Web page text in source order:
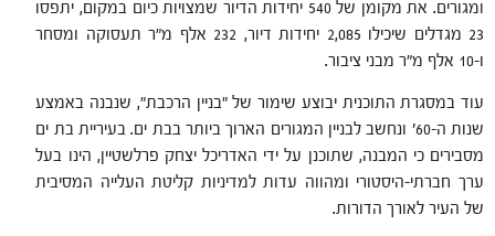
ומגורים. את מקומן של 540 יחידות הדיור שמצויות כיום במקום, יתפסו
23 מגדלים שיכילו 2,085 יחידות דיור, 232 אלף מ"ר תעסוקה ומסחר
ו-10 אלף מ"ר מבני ציבור.
עוד במסגרת התוכנית יבוצע שימור של "בניין הרכבת", שנבנה באמצע
שנות ה-60' ונחשב לבניין המגורים הארוך ביותר בבת ים. בעיריית בת ים
מסבירים כי המבנה, שתוכנן על ידי האדריכל יצחק פרלשטיין, הינו בעל
ערך חברתי-היסטורי ומהווה עדות למדיניות קליטת העלייה המסיבית
של העיר לאורך הדורות.